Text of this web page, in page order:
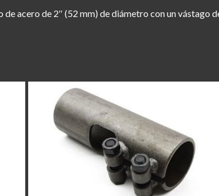
acero de 2″ (52 mm) de diámetro con un vástago